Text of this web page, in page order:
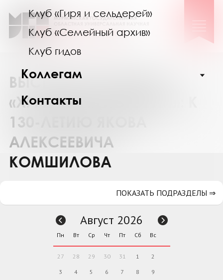
Клуб «Гиря и сельдерей»
Клуб «Семейный архив»
Клуб гидов
Коллегам
Контакты
ВЫСТАВКА ИЗДАНИЙ
«ХРАНИТЕЛЬ ИСТОРИИ»: К
130-ЛЕТИЮ ЯКОВА
АЛЕКСЕЕВИЧА
КОМШИЛОВА
ПОКАЗАТЬ ПОДРАЗДЕЛЫ ⇒
Август 2026
Пн Вт Ср Чт Пт Сб Вс
27 28 29 30 31 1 2
3 4 5 6 7 8 9